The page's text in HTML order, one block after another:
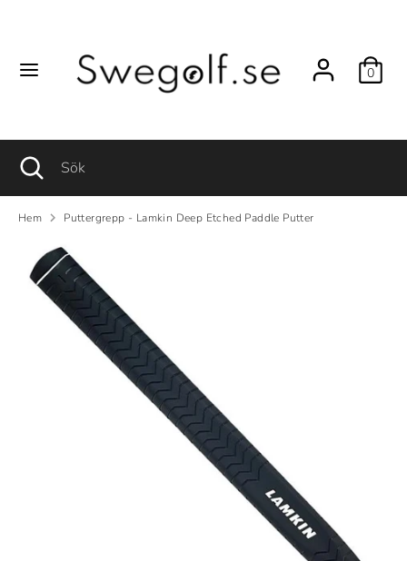
0
Sök Sök
Sök Sök
Stäng
sökfunktionen
Hem Puttergrepp - Lamkin Deep Etched Paddle Putter